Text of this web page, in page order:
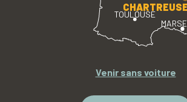
TOULOUSE
CHARTREUSE
Venir sans voiture